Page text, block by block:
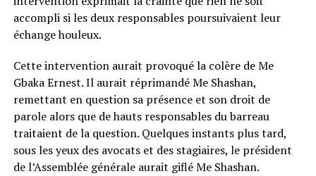
accompli si les deux responsables poursuivaient leur
échange houleux.
Cette intervention aurait provoqué la colère de Me
Gbaka Ernest. Il aurait réprimandé Me Shashan,
remettant en question sa présence et son droit de
parole alors que de hauts responsables du barreau
traitaient de la question. Quelques instants plus tard,
sous les yeux des avocats et des stagiaires, le président
de l’Assemblée générale aurait giflé Me Shashan.